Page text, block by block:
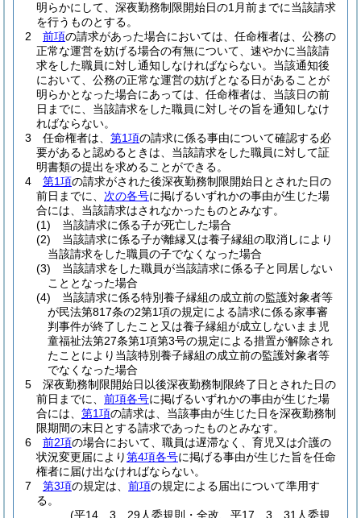
明らかにして、深夜勤務制限開始日の1月前までに当該請求
を行うものとする。
2
前項の請求があった場合においては、任命権者は、公務の
正常な運営を妨げる場合の有無について、速やかに当該請
求をした職員に対し通知しなければならない。 当該通知後
において、公務の正常な運営の妨げとなる日があることが
明らかとなった場合にあっては、任命権者は、当該日の前
日までに、当該請求をした職員に対しその旨を通知しなけ
ればならない。
3
任命権者は、 第1項の請求に係る事由について確認する必
要があると認めるときは、当該請求をした職員に対して証
明書類の提出を求めることができる。
4
第1項の請求がされた後深夜勤務制限開始日とされた日の
前日までに、 次の各号に掲げるいずれかの事由が生じた場
合には、当該請求はされなかったものとみなす。
(1)
当該請求に係る子が死亡した場合
(2)
当該請求に係る子が離縁又は養子縁組の取消しにより
当該請求をした職員の子でなくなった場合
(3)
当該請求をした職員が当該請求に係る子と同居しない
こととなった場合
(4)
当該請求に係る特別養子縁組の成立前の監護対象者等
が民法第817条の2第1項の規定による請求に係る家事審
判事件が終了したこと又は養子縁組が成立しないまま児
童福祉法第27条第1項第3号の規定による措置が解除され
たことにより当該特別養子縁組の成立前の監護対象者等
でなくなった場合
5
深夜勤務制限開始日以後深夜勤務制限終了日とされた日の
前日までに、 前項各号に掲げるいずれかの事由が生じた場
合には、 第1項の請求は、当該事由が生じた日を深夜勤務制
限期間の末日とする請求であったものとみなす。
6
前2項の場合において、職員は遅滞なく、育児又は介護の
状況変更届により第4項各号に掲げる事由が生じた旨を任命
権者に届け出なければならない。
7
第3項の規定は、 前項の規定による届出について準用す
る。
(平14、3、29人委規則・全改、平17、3、31人委規